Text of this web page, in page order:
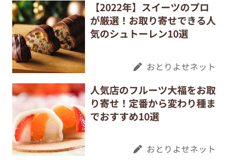
【2022年】スイーツのプロ
が厳選！お取り寄せできる人
気のシュトーレン10選
おとりよせネット
人気店のフルーツ大福をお取
り寄せ！定番から変わり種ま
でおすすめ10選
おとりよせネット